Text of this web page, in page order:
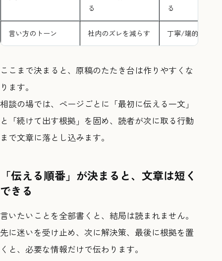
る
る
言い方のトーン 社内のズレを減らす 丁寧/端的の例文
ここまで決まると、原稿のたたき台は作りやすくな
ります。
相談の場では、ページごとに「最初に伝える一文」
と「続けて出す根拠」を固め、読者が次に取る行動
まで文章に落とし込みます。
「伝える順番」が決まると、文章は短く
できる
言いたいことを全部書くと、結局は読まれません。
先に迷いを受け止め、次に解決策、最後に根拠を置
くと、必要な情報だけで伝わります。